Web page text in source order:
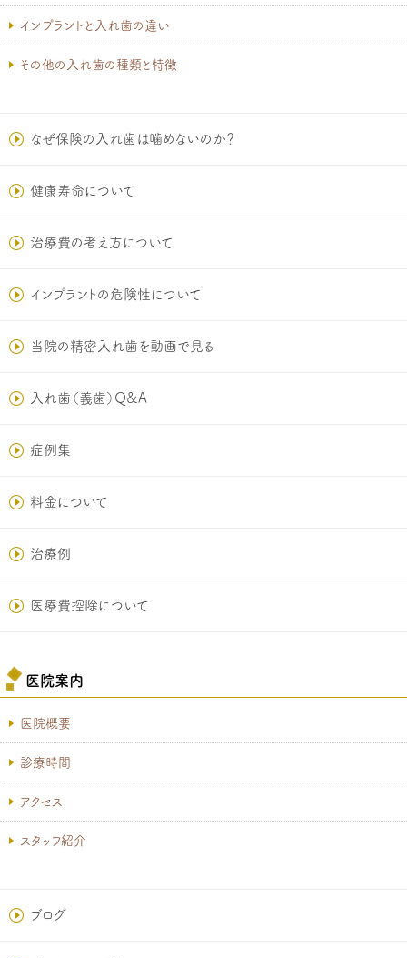
インプラントと入れ歯の違い
その他の入れ歯の種類と特徴
なぜ保険の入れ歯は噛めないのか？
健康寿命について
治療費の考え方について
インプラントの危険性について
当院の精密入れ歯を動画で見る
入れ歯（義歯）Q&A
症例集
料金について
治療例
医療費控除について
医院案内
医院概要
診療時間
アクセス
スタッフ紹介
ブログ